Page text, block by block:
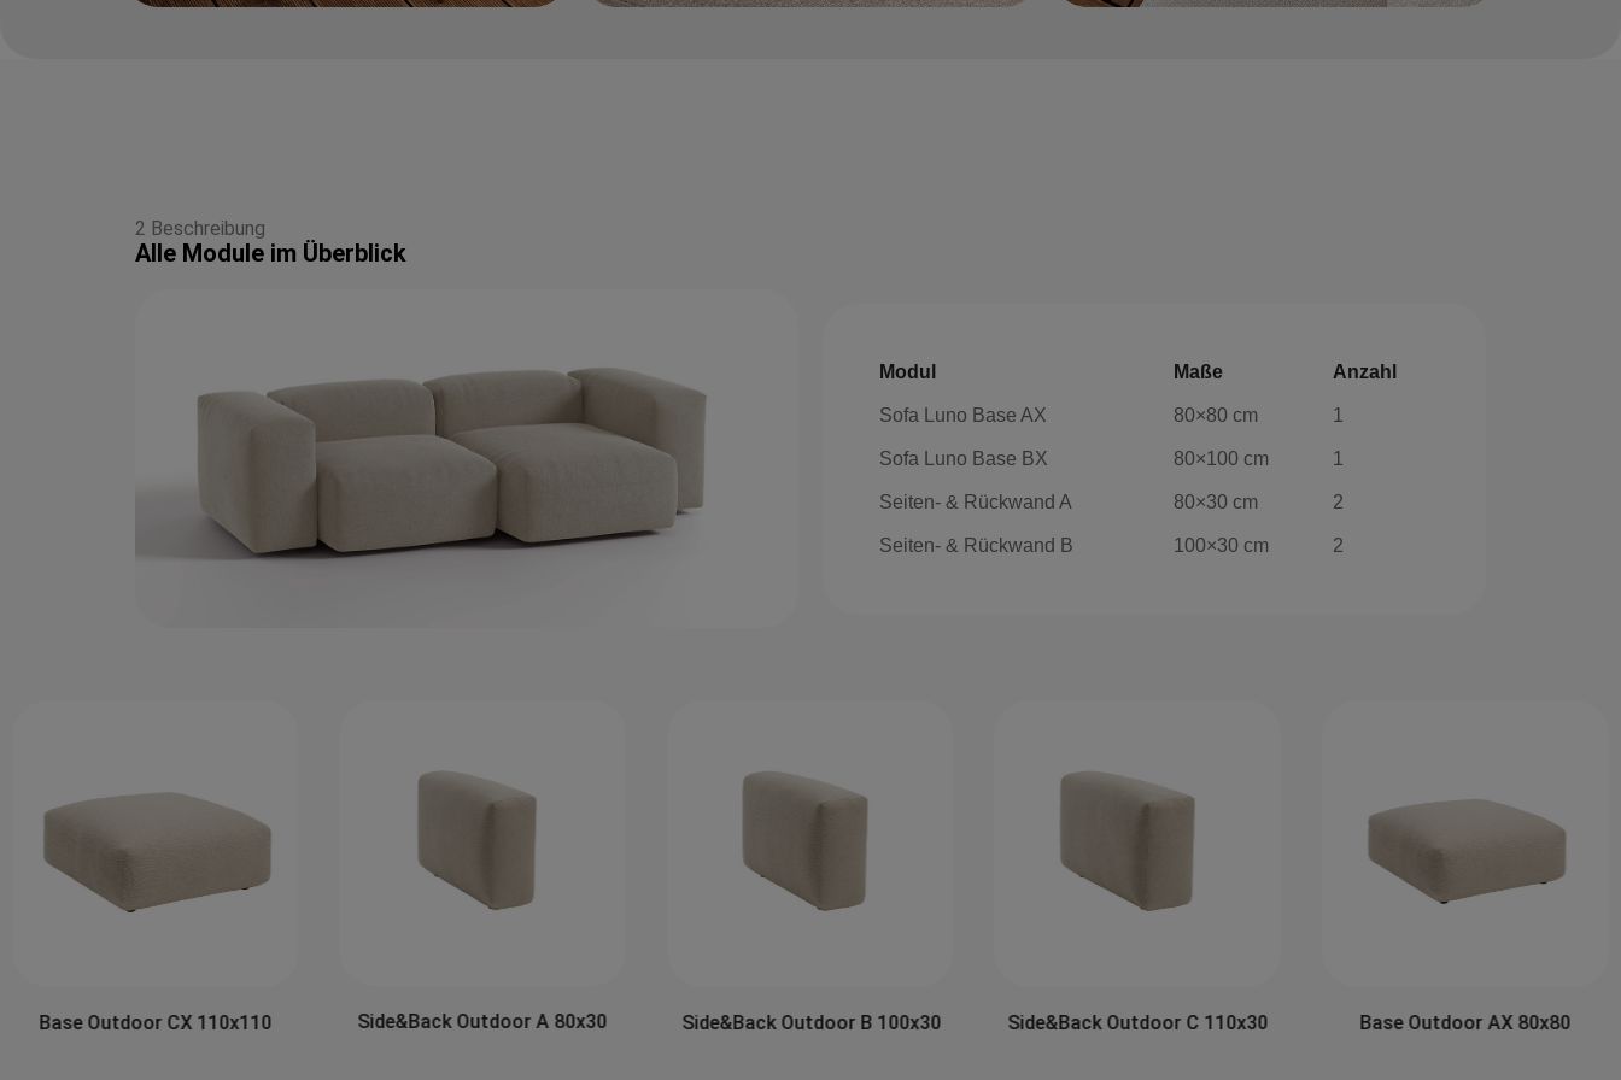
2 Beschreibung
Alle Module im Überblick
Modul Maße Anzahl
Sofa Luno Base AX 80×80 cm 1
Sofa Luno Base BX 80×100 cm 1
Seiten- & Rückwand A 80×30 cm 2
Seiten- & Rückwand B 100×30 cm 2
Base Outdoor CX 110x110 Side&Back Outdoor A 80x30 Side&Back Outdoor B 100x30 Side&Back Outdoor C 110x30 Base Outdoor AX 80x80